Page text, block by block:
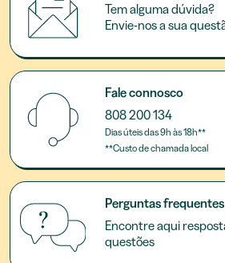
Tem alguma dúvida?
Envie-nos a sua
Fale connosco
808 200 134
Dias úteis das 9h às 18h**
**Custo de chamada local
Perguntas frequentes
Encontre aqui
questões